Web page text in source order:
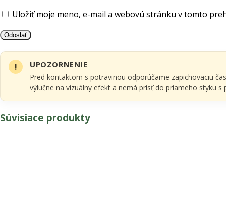
Uložiť moje meno, e-mail a webovú stránku v tomto
UPOZORNENIE
Pred kontaktom s potravinou odporúčame zapichovaciu
výlučne na vizuálny efekt a nemá prísť do priameho styku
Súvisiace produkty